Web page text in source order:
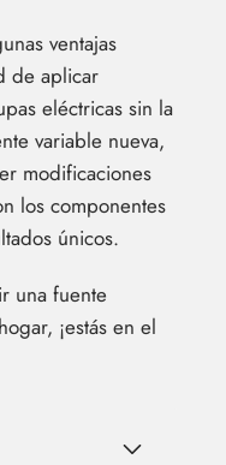
ventajas
de aplicar
eléctricas sin la
variable nueva,
modificaciones
los componentes
únicos.
una fuente
¡estás en el